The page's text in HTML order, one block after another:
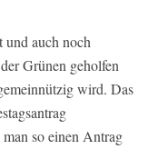
und auch noch
Grünen geholfen
wird. Das
so einen Antrag